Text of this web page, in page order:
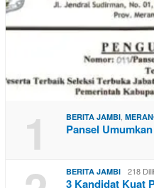
1 BERITA JAMBI,
Pansel
BERITA JAMBI 218
3 Kandidat Kuat